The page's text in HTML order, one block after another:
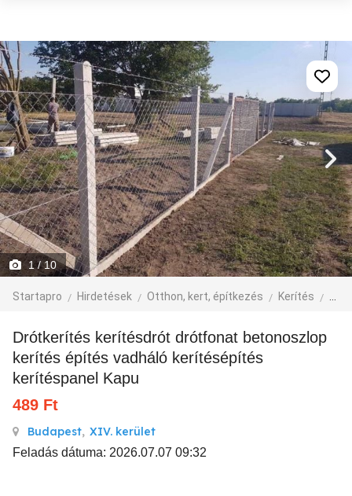
1/ 10
Startapro Hirdetések Otthon, kert, építkezés Kerítés
Drótkerítés kerítésdrót drótfonat betonoszlop
kerítés építés vadháló kerítésépítés
kerítéspanel Kapu
489 Ft
Budapest, XIV. kerület
Feladás dátuma: 2026.07.07 09:32